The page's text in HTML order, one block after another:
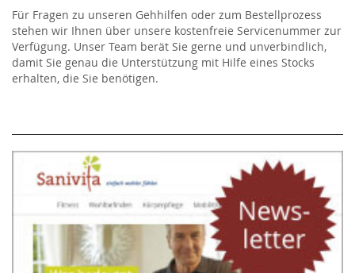
Für Fragen zu unseren Gehhilfen oder zum Bestellprozess
stehen wir Ihnen über unsere kostenfreie Servicenummer zur
Verfügung. Unser Team berät Sie gerne und unverbindlich,
damit Sie genau die Unterstützung mit Hilfe eines Stocks
erhalten, die Sie benötigen.